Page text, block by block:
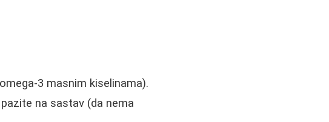
3 masnim kiselinama).
na sastav (da nema